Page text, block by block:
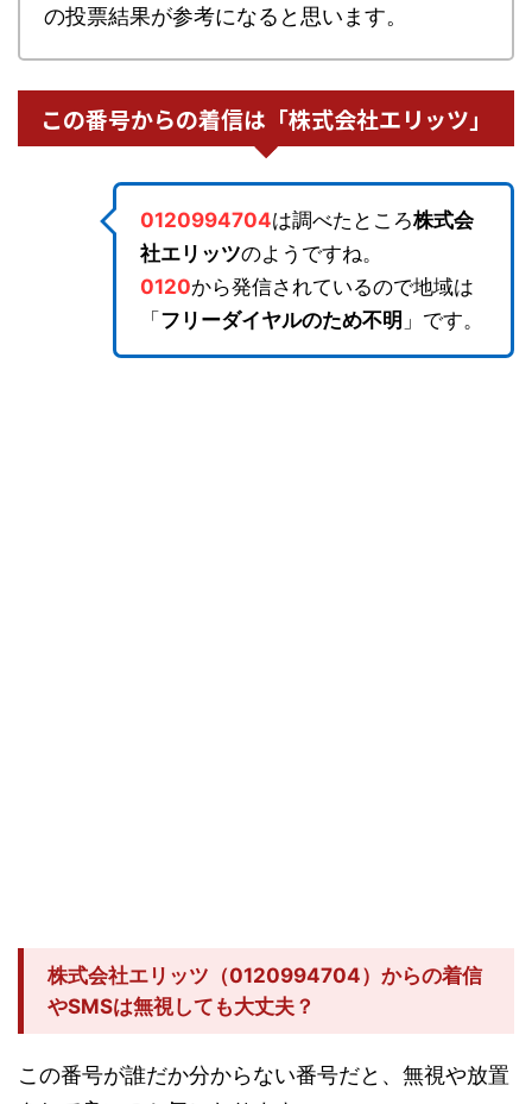
の投票結果が参考になると思います。
この番号からの着信は「株式会社エリッツ」
0120994704は調べたところ株式会
社エリッツのようですね。
0120から発信されているので地域は
「 フリーダイヤルのため不明 」です。
株式会社エリッツ（0120994704）からの着信
やSMSは無視しても大丈夫？
この番号が誰だか分からない番号だと、無視や放置